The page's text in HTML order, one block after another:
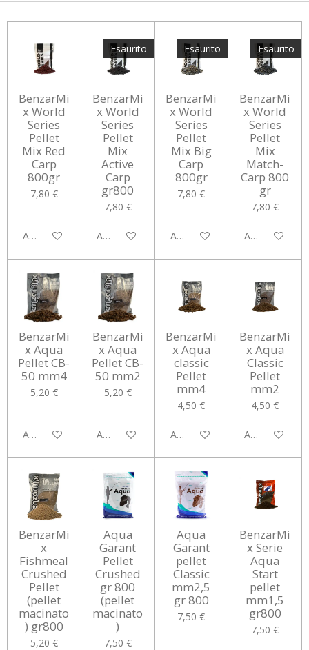
BenzarMi
x World
Series
Pellet
Mix Red
Carp
800gr
7,80 €
Aggiungi al carrello
Esaurito
BenzarMi
x World
Series
Pellet
Mix
Active
Carp
gr800
7,80 €
Avvisami quando disponibile
Esaurito
BenzarMi
x World
Series
Pellet
Mix Big
Carp
800gr
7,80 €
Avvisami quando disponibile
Esaurito
BenzarMi
x World
Series
Pellet
Mix
Match-
Carp 800
gr
7,80 €
Avvisami
BenzarMi
x Aqua
Pellet CB-
50 mm4
5,20 €
Aggiungi al carrello
BenzarMi
x Aqua
Pellet CB-
50 mm2
5,20 €
Aggiungi al carrello
BenzarMi
x Aqua
classic
Pellet
mm4
4,50 €
Aggiungi al carrello
BenzarMi
x Aqua
Classic
Pellet
mm2
4,50 €
Aggiungi al
BenzarMi
x
Fishmeal
Crushed
Pellet
(pellet
macinato
) gr800
5,20 €
Aqua
Garant
Pellet
Crushed
gr 800
(pellet
macinato
)
7,50 €
Aqua
Garant
pellet
Classic
mm2,5
gr 800
7,50 €
BenzarMi
x Serie
Aqua
Start
pellet
mm1,5
gr800
7,50 €